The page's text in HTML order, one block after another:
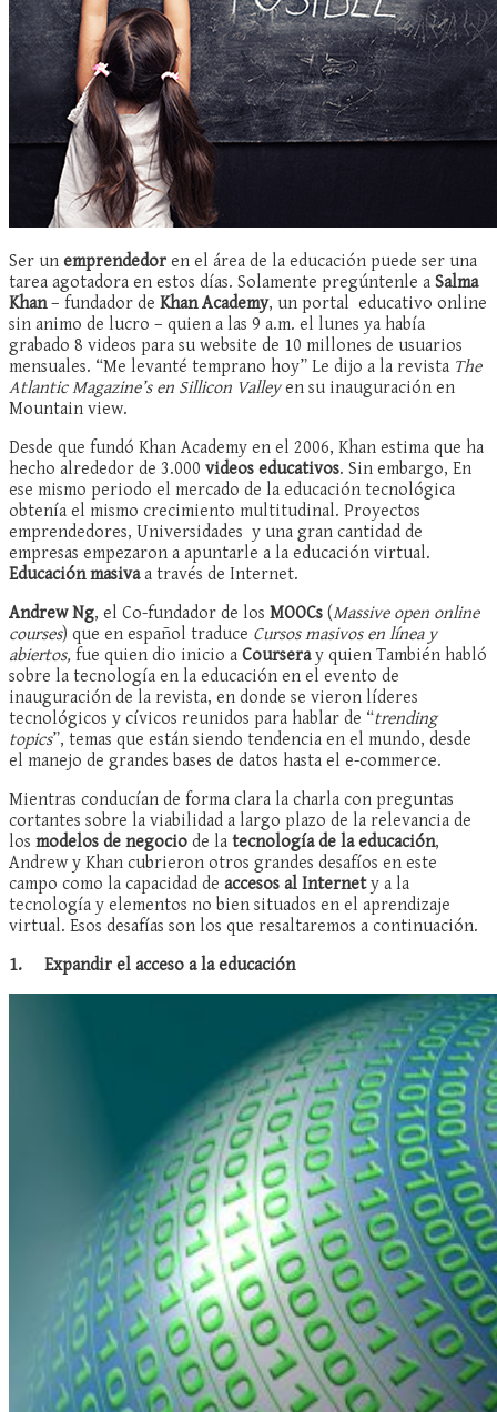
Ser un emprendedor en el área de la educación puede ser una
tarea agotadora en estos días. Solamente pregúntenle a Salma
Khan– fundador de Khan Academy, un portal educativo online
sin animo de lucro – quien a las 9 a.m. el lunes ya había
grabado 8 videos para su website de 10 millones de usuarios
mensuales. “Me levanté temprano hoy” Le dijo a la revista The
Atlantic Magazine’s en Sillicon Valleyen su inauguración en
Mountain view.
Desde que fundó Khan Academy en el 2006, Khan estima que ha
hecho alrededor de 3.000 videos educativos. Sin embargo, En
ese mismo periodo el mercado de la educación tecnológica
obtenía el mismo crecimiento multitudinal. Proyectos
emprendedores, Universidades y una gran cantidad de
empresas empezaron a apuntarle a la educación virtual.
Educación masivaa través de Internet.
Andrew Ng, el Co-fundador de los MOOCs (Massive open online
courses) que en español traduce Cursos masivos en línea y
abiertos, fue quien dio inicio a Courseray quien También habló
sobre la tecnología en la educación en el evento de
inauguración de la revista, en donde se vieron líderes
tecnológicos y cívicos reunidos para hablar de “trending
topics”, temas que están siendo tendencia en el mundo, desde
el manejo de grandes bases de datos hasta el e-commerce.
Mientras conducían de forma clara la charla con preguntas
cortantes sobre la viabilidad a largo plazo de la relevancia de
los modelos de negocio de la tecnología de la educación,
Andrew y Khan cubrieron otros grandes desafíos en este
campo como la capacidad de accesos al Internety a la
tecnología y elementos no bien situados en el aprendizaje
virtual. Esos desafías son los que resaltaremos a continuación.
1. Expandir el acceso a la educación